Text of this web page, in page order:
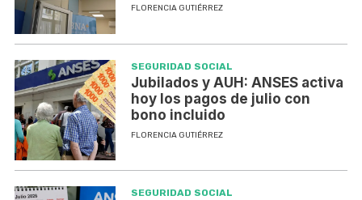
FLORENCIA GUTIÉRREZ
SEGURIDAD SOCIAL
Jubilados y AUH: ANSES activa
hoy los pagos de julio con
bono incluido
FLORENCIA GUTIÉRREZ
SEGURIDAD SOCIAL